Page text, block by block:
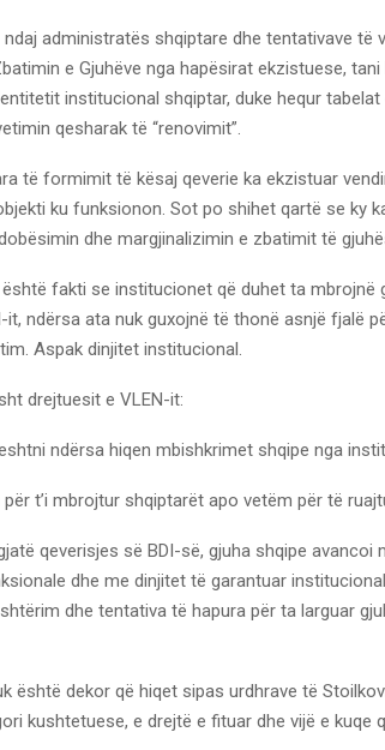
administratës shqiptare dhe tentativave të
e Gjuhëve nga hapësirat ekzistuese,
institucional shqiptar, duke hequr
qesharak të “renovimit”.
të formimit të kësaj qeverie ka ekzistuar
ku funksionon. Sot po shihet qartë se ky
dhe margjinalizimin e zbatimit të
fakti se institucionet që duhet ta mbrojnë
it, ndërsa ata nuk guxojnë të thonë asnjë fjalë
Aspak dinjitet institucional.
drejtuesit e VLEN-it:
ndërsa hiqen mbishkrimet shqipe nga
për t’i mbrojtur shqiptarët apo vetëm për të
qeverisjes së BDI-së, gjuha shqipe avancoi
dhe me dinjitet të garantuar
dhe tentativa të hapura për ta larguar
është dekor që hiqet sipas urdhrave të
kushtetuese, e drejtë e fituar dhe vijë e kuqe